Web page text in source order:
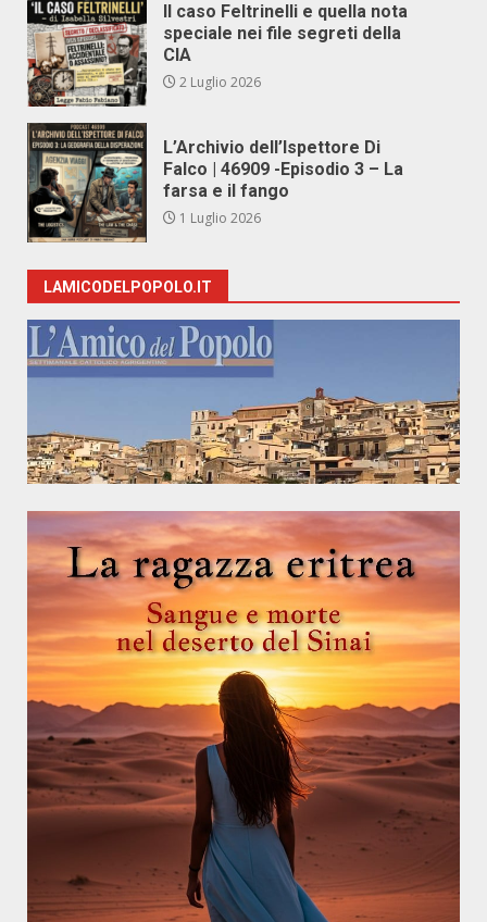
Il caso Feltrinelli e quella nota
speciale nei file segreti della
CIA
2 Luglio 2026
L’Archivio dell’Ispettore Di
Falco | 46909 -Episodio 3 – La
farsa e il fango
1 Luglio 2026
LAMICODELPOPOLO.IT